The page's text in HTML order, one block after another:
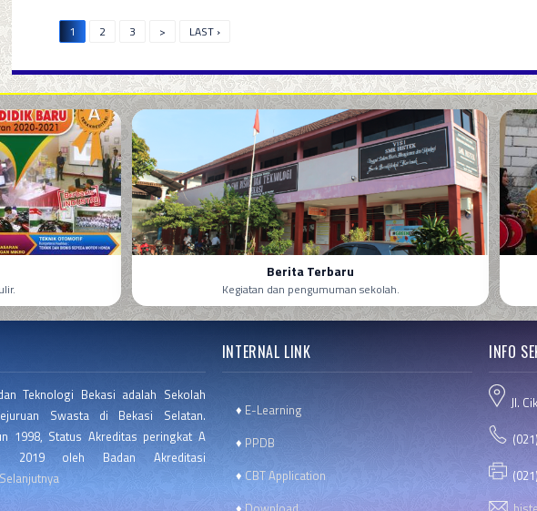
1 2 3 > LAST ›
Berita Terbaru
Kegiatan dan pengumuman sekolah.
Teknologi Bekasi adalah Sekolah
Swasta di Bekasi Selatan.
1998, Status Akreditas peringkat A
2019 oleh Badan Akreditasi
Selanjutnya
INTERNAL LINK
♦ E-Learning
♦ PPDB
♦ CBT Application
INFO
Jl.